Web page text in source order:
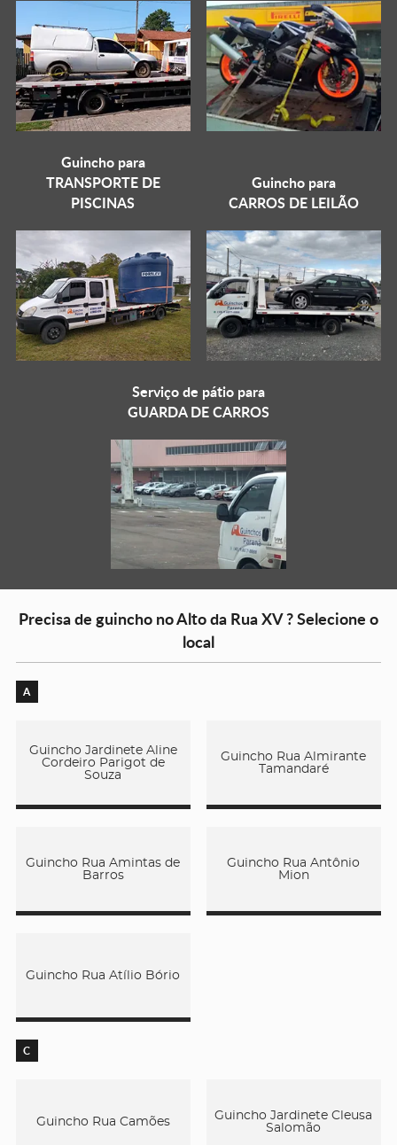
Guincho para
TRANSPORTE DE
PISCINAS
Guincho para
CARROS DE LEILÃO
Serviço de pátio para
GUARDA DE CARROS
Precisa de guincho no Alto da Rua XV ? Selecione o
local
A
Guincho Jardinete Aline
Cordeiro Parigot de
Souza
Guincho Rua Almirante
Tamandaré
Guincho Rua Amintas de
Barros
Guincho Rua Antônio
Mion
Guincho Rua Atílio Bório
C
Guincho Rua Camões
Guincho Jardinete Cleusa
Salomão